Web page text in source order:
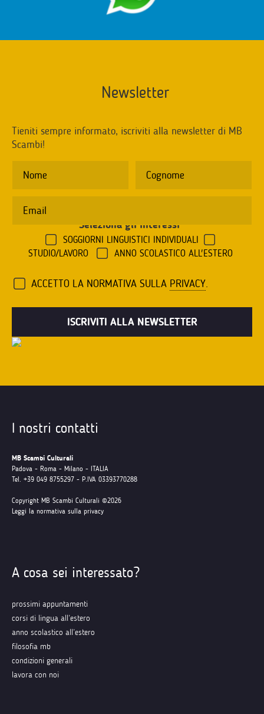
Newsletter
Tieniti sempre informato, iscriviti alla newsletter di MB
Scambi!
Seleziona gli interessi
SOGGIORNI LINGUISTICI INDIVIDUALI
STUDIO/LAVORO
ANNO SCOLASTICO ALL'ESTERO
ACCETTO LA NORMATIVA SULLA PRIVACY.
I nostri contatti
MB Scambi Culturali
Padova - Roma - Milano - ITALIA
Tel. +39 049 8755297 - P.IVA 03393770288
Copyright MB Scambi Culturali ©2026
Leggi la normativa sulla privacy
A cosa sei interessato?
prossimi appuntamenti
corsi di lingua all’estero
anno scolastico all’estero
filosofia mb
condizioni generali
lavora con noi